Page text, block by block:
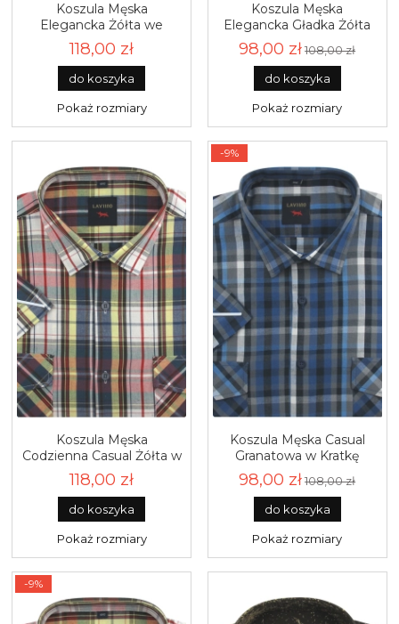
Koszula Męska
Elegancka Żółta we
Wzorki Duże Rozmiary
Modely R395
118,00 zł
do koszyka
Pokaż rozmiary
Koszula Męska
Elegancka Gładka Żółta
Slim Fit Modely R322
98,00 zł108,00 zł
do koszyka
Pokaż rozmiary
Koszula Męska
Codzienna Casual Żółta w
Kratę Duża Laviino R258
118,00 zł
do koszyka
Pokaż rozmiary
Koszula Męska Casual
Granatowa w Kratkę
Regular Laviino R209
98,00 zł108,00 zł
do koszyka
Pokaż rozmiary
-9%
-9%